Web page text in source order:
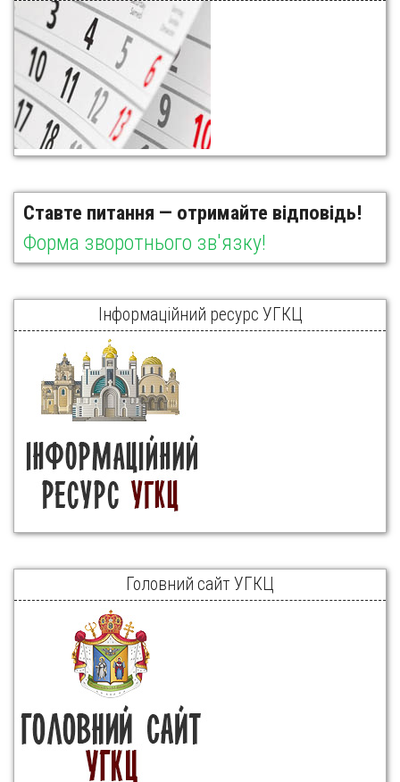
Ставте питання — отримайте відповідь!
Форма зворотнього зв'язку!
Інформаційний ресурс УГКЦ
Головний сайт УГКЦ